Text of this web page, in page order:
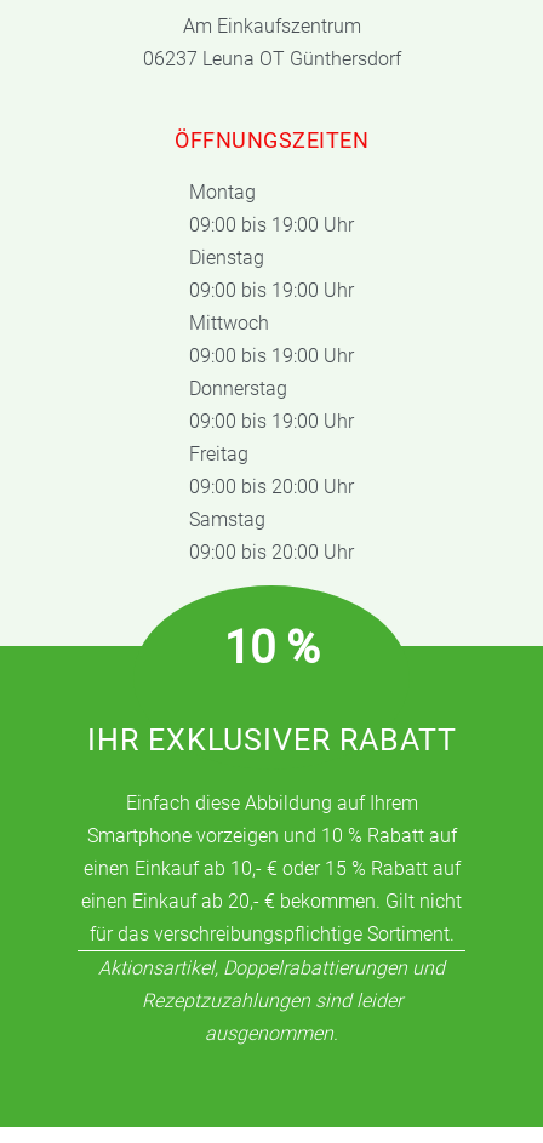
Am Einkaufszentrum
06237 Leuna OT Günthersdorf
ÖFFNUNGSZEITEN
Montag
09:00 bis 19:00 Uhr
Dienstag
09:00 bis 19:00 Uhr
Mittwoch
09:00 bis 19:00 Uhr
Donnerstag
09:00 bis 19:00 Uhr
Freitag
09:00 bis 20:00 Uhr
Samstag
09:00 bis 20:00 Uhr
10 %
IHR EXKLUSIVER RABATT
Einfach diese Abbildung auf Ihrem
Smartphone vorzeigen und 10 % Rabatt auf
einen Einkauf ab 10,- € oder 15 % Rabatt auf
einen Einkauf ab 20,- € bekommen. Gilt nicht
für das verschreibungspflichtige Sortiment.
Aktionsartikel, Doppelrabattierungen und
Rezeptzuzahlungen sind leider
ausgenommen.